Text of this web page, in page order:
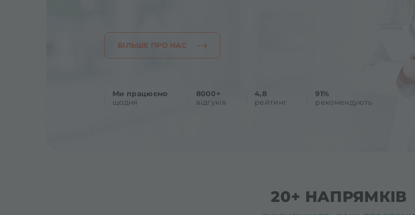
БІЛЬШЕ ПРО НАС
Ми працюємо
щодня
8000+
відгуків
4,8
рейтинг
91%
рекомендують
20+ НАПРЯМКІВ